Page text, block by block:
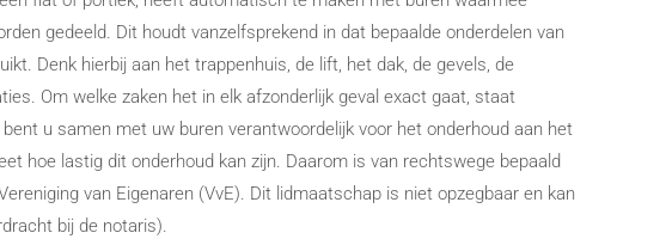
gedeeld. Dit houdt vanzelfsprekend in dat bepaalde onderdelen van
Denk hierbij aan het trappenhuis, de lift, het dak, de gevels, de
Om welke zaken het in elk afzonderlijk geval exact gaat, staat
u samen met uw buren verantwoordelijk voor het onderhoud aan het
hoe lastig dit onderhoud kan zijn. Daarom is van rechtswege bepaald
van Eigenaren (VvE). Dit lidmaatschap is niet opzegbaar en kan
bij de notaris).